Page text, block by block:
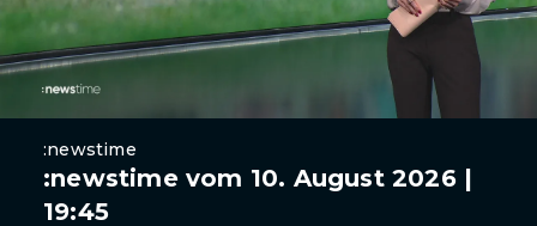
:newstime
:newstime vom 10. August 2026 |
19:45